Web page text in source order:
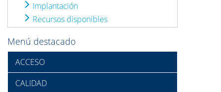
Implantación
Recursos disponibles
Menú destacado
ACCESO
CALIDAD